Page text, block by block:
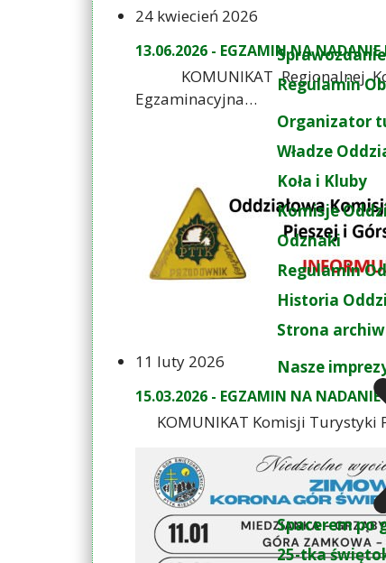
Sprawozdanie
Regulamin
Organizator
Władze
Koła i Kluby
Komisje
Odznaki
Regulamin
Historia
Strona
Nasze imprezy
Spacerem po
24 kwiecień 2026
13.06.2026 - EGZAMIN NA
KOMUNIKAT Regionalnej
11 luty 2026
15.03.2026 - EGZAMIN NA
KOMUNIKAT Komisji Turystyki